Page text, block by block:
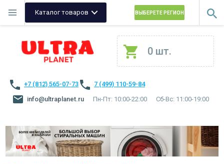
Каталог товаров ВЫБЕРЕТЕ РЕГИОН
0 шт.
+7 (812) 565-07-73
7 (499) 110-59-84
info@ultraplanet.ru
Пн-Пт: 10:00-22:00 Сб-Вс: 11:00-19:00